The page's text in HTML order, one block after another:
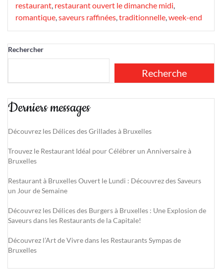
restaurant, restaurant ouvert le dimanche midi,
romantique,saveurs raffinées,traditionnelle,week-end
Rechercher
Recherche
Derniers messages
Découvrez les Délices des Grillades à Bruxelles
Trouvez le Restaurant Idéal pour Célébrer un Anniversaire à
Bruxelles
Restaurant à Bruxelles Ouvert le Lundi : Découvrez des Saveurs
un Jour de Semaine
Découvrez les Délices des Burgers à Bruxelles : Une Explosion de
Saveurs dans les Restaurants de la Capitale!
Découvrez l’Art de Vivre dans les Restaurants Sympas de
Bruxelles